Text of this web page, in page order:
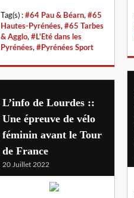
Tag(s) : #64 Pau & Béarn, #65
Hautes-Pyrénées, #65 Tarbes
& Agglo, #L'Eté dans les
Pyrénées, #Pyrénées Sport
L’info de Lourdes ::
Une épreuve de vélo
féminin avant le Tour
de France
20 Juillet 2022